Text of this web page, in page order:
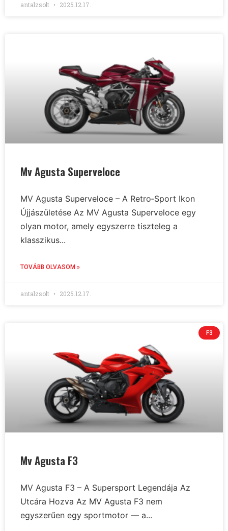
antalzsolt 2025.12.17.
Mv Agusta Superveloce
MV Agusta Superveloce – A Retro‑Sport Ikon
Újjászületése Az MV Agusta Superveloce egy
olyan motor, amely egyszerre tiszteleg a
klasszikus...
TOVÁBB OLVASOM »
antalzsolt 2025.12.17.
F3
Mv Agusta F3
MV Agusta F3 – A Supersport Legendája Az
Utcára Hozva Az MV Agusta F3 nem
egyszerűen egy sportmotor — a...